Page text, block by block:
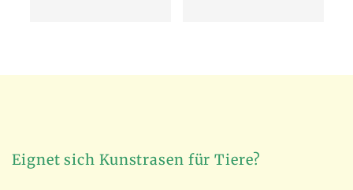
Eignet sich Kunstrasen für Tiere?